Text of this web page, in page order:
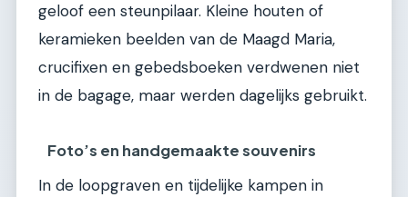
geloof een steunpilaar. Kleine houten of
keramieken beelden van de Maagd Maria,
crucifixen en gebedsboeken verdwenen niet
in de bagage, maar werden dagelijks gebruikt.
Foto’s en handgemaakte souvenirs
In de loopgraven en tijdelijke kampen in